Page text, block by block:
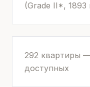
(Grade II*, 1893
292 квартиры
доступных